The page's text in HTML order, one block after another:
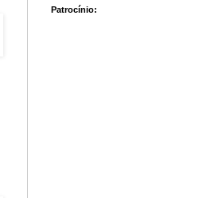
Patrocínio: